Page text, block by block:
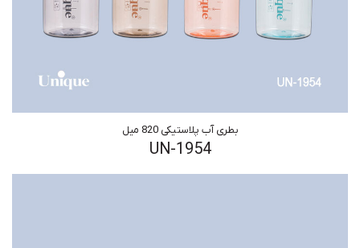
بطری آب پلاستیکی 820 میل
UN-1954